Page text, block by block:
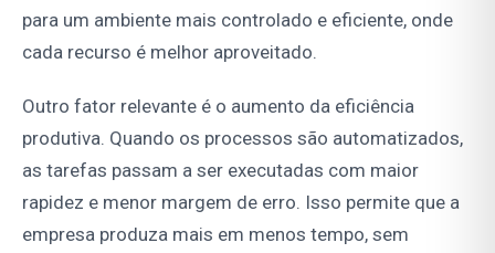
para um ambiente mais controlado e eficiente, onde
cada recurso é melhor aproveitado.
Outro fator relevante é o aumento da eficiência
produtiva. Quando os processos são automatizados,
as tarefas passam a ser executadas com maior
rapidez e menor margem de erro. Isso permite que a
empresa produza mais em menos tempo, sem